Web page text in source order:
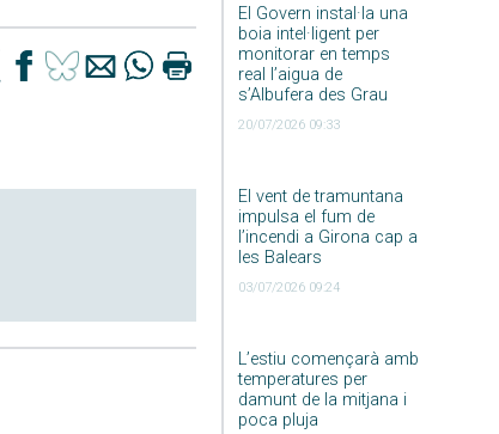
El Govern instal·la una
boia intel·ligent per
monitorar en temps
real l’aigua de
s’Albufera des Grau
20/07/2026 09:33
El vent de tramuntana
impulsa el fum de
l’incendi a Girona cap a
les Balears
03/07/2026 09:24
L’estiu començarà amb
temperatures per
damunt de la mitjana i
poca pluja